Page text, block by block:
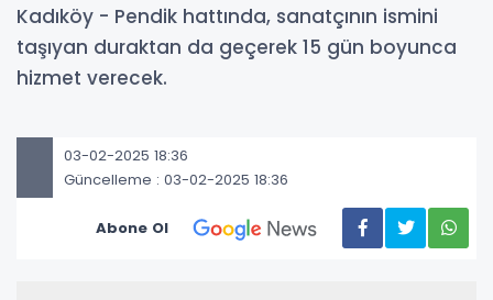
Kadıköy - Pendik hattında, sanatçının ismini
taşıyan duraktan da geçerek 15 gün boyunca
hizmet verecek.
03-02-2025 18:36
Güncelleme : 03-02-2025 18:36
Abone Ol